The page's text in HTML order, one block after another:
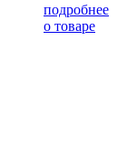
подробнее
о товаре